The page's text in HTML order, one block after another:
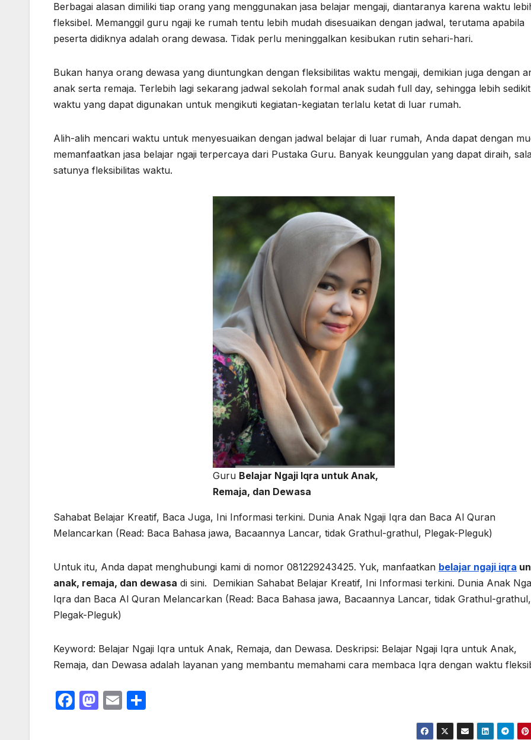
Berbagai alasan dimiliki tiap orang yang menggunakan jasa belajar mengaji, diantaranya karena waktu
fleksibel. Memanggil guru ngaji ke rumah tentu lebih mudah disesuaikan dengan jadwal, terutama apabila
peserta didiknya adalah orang dewasa. Tidak perlu meninggalkan kesibukan rutin sehari-hari.
Bukan hanya orang dewasa yang diuntungkan dengan fleksibilitas waktu mengaji, demikian juga dengan
anak serta remaja. Terlebih lagi sekarang jadwal sekolah formal anak sudah full day, sehingga lebih sedikit
waktu yang dapat digunakan untuk mengikuti kegiatan-kegiatan terlalu ketat di luar rumah.
Alih-alih mencari waktu untuk menyesuaikan dengan jadwal belajar di luar rumah, Anda dapat dengan
memanfaatkan jasa belajar ngaji terpercaya dari Pustaka Guru. Banyak keunggulan yang dapat diraih,
satunya fleksibilitas waktu.
Guru Belajar Ngaji Iqra untuk Anak,
Remaja, dan Dewasa
Sahabat Belajar Kreatif, Baca Juga, Ini Informasi terkini. Dunia Anak Ngaji Iqra dan Baca Al Quran
Melancarkan (Read: Baca Bahasa jawa, Bacaannya Lancar, tidak Grathul-grathul, Plegak-Pleguk)
Untuk itu, Anda dapat menghubungi kami di nomor 081229243425. Yuk, manfaatkan belajar ngaji iqra
anak, remaja, dan dewasa di sini. Demikian Sahabat Belajar Kreatif, Ini Informasi terkini. Dunia Anak
Iqra dan Baca Al Quran Melancarkan (Read: Baca Bahasa jawa, Bacaannya Lancar, tidak Grathul-grathul,
Plegak-Pleguk)
Keyword: Belajar Ngaji Iqra untuk Anak, Remaja, dan Dewasa. Deskripsi: Belajar Ngaji Iqra untuk Anak,
Remaja, dan Dewasa adalah layanan yang membantu memahami cara membaca Iqra dengan waktu
F
M E